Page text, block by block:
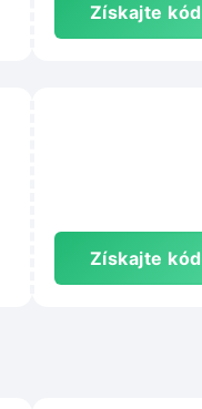
Získajte kód
Získajte kód